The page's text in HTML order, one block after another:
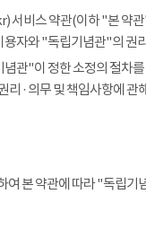
비스 약관(이하 "본 약관
자와 "독립기념관"의 권
관"이 정한 소정의 절차
· 의무 및 책임사항에
본 약관에 따라 "독립기